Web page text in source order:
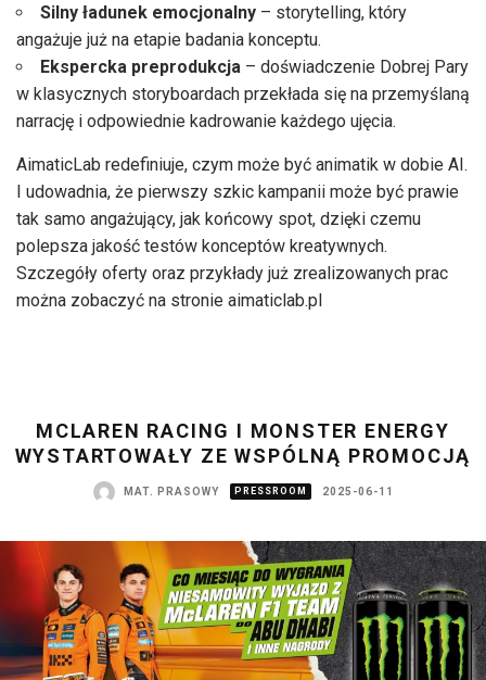
Silny ładunek emocjonalny – storytelling, który
angażuje już na etapie badania konceptu.
Ekspercka preprodukcja – doświadczenie Dobrej Pary
w klasycznych storyboardach przekłada się na przemyślaną
narrację i odpowiednie kadrowanie każdego ujęcia.
AimaticLab redefiniuje, czym może być animatik w dobie AI.
I udowadnia, że pierwszy szkic kampanii może być prawie
tak samo angażujący, jak końcowy spot, dzięki czemu
polepsza jakość testów konceptów kreatywnych.
Szczegóły oferty oraz przykłady już zrealizowanych prac
można zobaczyć na stronie aimaticlab.pl
MCLAREN RACING I MONSTER ENERGY
WYSTARTOWAŁY ZE WSPÓLNĄ PROMOCJĄ
MAT. PRASOWY PRESSROOM 2025-06-11